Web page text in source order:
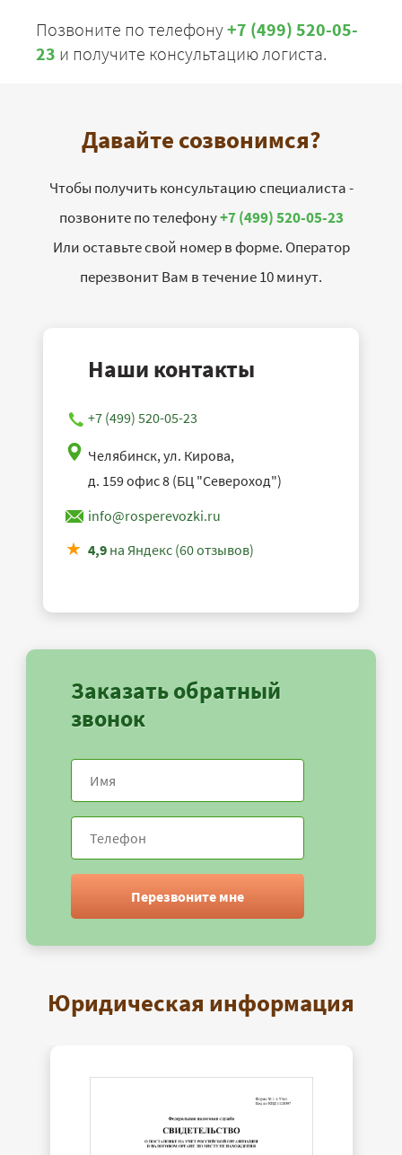
Позвоните по телефону+7 (499) 520-05-
23 и получите консультацию логиста.
Давайте созвонимся?
Чтобы получить консультацию специалиста -
позвоните по телефону+7 (499) 520-05-23
Или оставьте свой номер в форме. Оператор
перезвонит Вам в течение 10 минут.
Наши контакты
+7 (499) 520-05-23
Челябинск, ул. Кирова,
д. 159 офис 8 (БЦ "Североход")
info@rosperevozki.ru
4,9 на Яндекс (60 отзывов)
Заказать обратный
звонок
Перезвоните мне
Юридическая информация